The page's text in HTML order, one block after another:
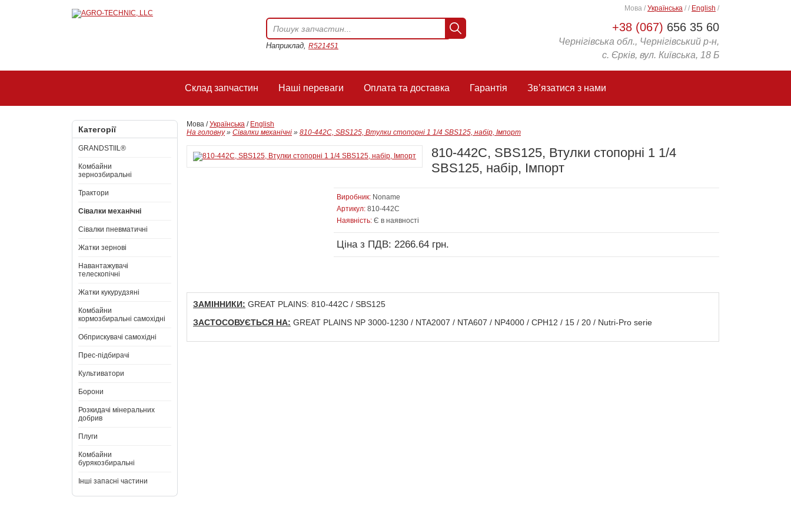
+38 (067) 656 35 60
Чернігівська обл., Чернігівський р-н,
с. Єрків, вул. Київська, 18 Б
Мова / Українська / / English /
Наприклад, R521451
Склад запчастин Наші переваги Оплата та доставка Гарантія Зв’язатися з нами
Категорії
GRANDSTIIL®
Комбайни
зернозбиральні
Трактори
Сівалки механічні
Сівалки пневматичні
Жатки зернові
Навантажувачі
телескопічні
Жатки кукурудзяні
Комбайни
кормозбиральні самохідні
Обприскувачі самохідні
Прес-підбирачі
Культиватори
Борони
Розкидачі мінеральних
добрив
Плуги
Комбайни
бурякозбиральні
Інші запасні частини
Мова /Українська / English
На головну» Сівалки механічні » 810-442C, SBS125, Втулки стопорні 1 1/4 SBS125, набір, Імпорт
810-442C, SBS125, Втулки стопорні 1 1/4
SBS125, набір, Імпорт
Виробник: Noname
Артикул: 810-442C
Наявність: Є в наявності
Ціна з ПДВ: 2266.64 грн.
ЗАМІННИКИ: GREAT PLAINS: 810-442C / SBS125
ЗАСТОСОВУЄТЬСЯ НА: GREAT PLAINS NP 3000-1230 / NTA2007 / NTA607 / NP4000 / CPH12 / 15 / 20 / Nutri-Pro serie